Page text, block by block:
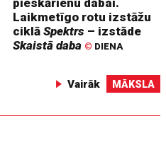
pieskārienu dabai.
Laikmetīgo rotu izstāžu
ciklāSpektrs – izstāde
Skaistā daba © DIENA
Vairāk MĀKSLA